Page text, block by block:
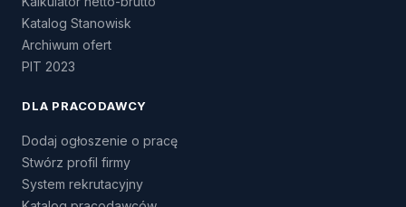
Katalog Stanowisk
Archiwum ofert
PIT 2023
DLA PRACODAWCY
Dodaj ogłoszenie o pracę
Stwórz profil firmy
System rekrutacyjny